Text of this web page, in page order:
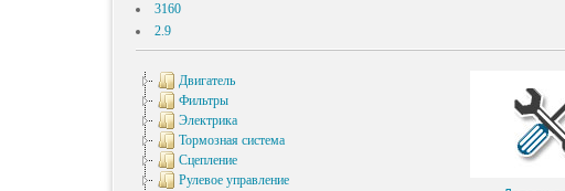
3160
2.9
Двигатель
Фильтры
Электрика
Тормозная система
Сцепление
Рулевое управление